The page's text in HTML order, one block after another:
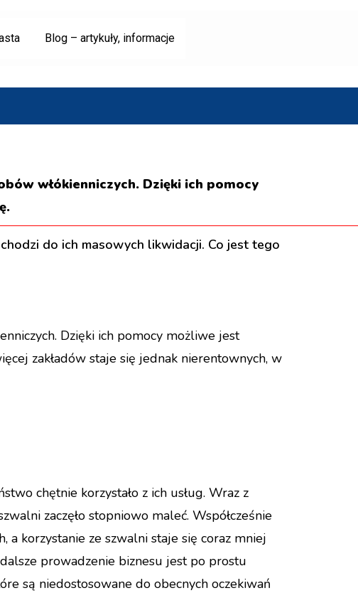
Blog – artykuły, informacje
włókienniczych. Dzięki ich pomocy
do ich masowych likwidacji. Co jest tego
Dzięki ich pomocy możliwe jest
zakładów staje się jednak nierentownych, w
chętnie korzystało z ich usług. Wraz z
zaczęło stopniowo maleć. Współcześnie
korzystanie ze szwalni staje się coraz mniej
prowadzenie biznesu jest po prostu
są niedostosowane do obecnych oczekiwań